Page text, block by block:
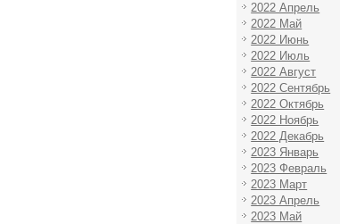
2022 Апрель
2022 Май
2022 Июнь
2022 Июль
2022 Август
2022 Сентябрь
2022 Октябрь
2022 Ноябрь
2022 Декабрь
2023 Январь
2023 Февраль
2023 Март
2023 Апрель
2023 Май